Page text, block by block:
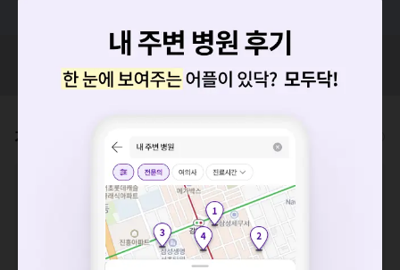
혹시 잘못된 병원정보가 있나요?
모두닥 팀에 알려주세요!
가격표
비급여 항목의 경우,추가비용 등으로 실제 가격과 상이할 수 있으니, 정확
한 가격은 해당 의료기관에 직접 문의해주세요.
급여 항목의 경우, 건강보험심사평가원에 고지되어 있는 급여 진료 기준 가
격입니다. (진료와 연관된 복합적인 비용이 추가되어, 병원마다 금액이 다르게
산정될 수 있는 점 참고 바랍니다.)
※ 이벤트가, 할인가는 VAT 포함
요청하신 작업을 처리하지 못했습니다.
네트워크 또는 서버의 일시적인 오류로, 잠시 후 다시 시도해주
세요. 지속적으로 문제가 발생할 경우 모두닥 채널톡으로 문의